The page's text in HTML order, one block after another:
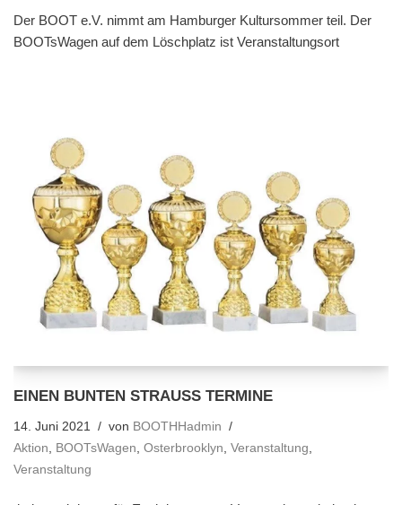
Der BOOT e.V. nimmt am Hamburger Kultursommer teil. Der
BOOTsWagen auf dem Löschplatz ist Veranstaltungsort
EINEN BUNTEN STRAUSS TERMINE
14. Juni 2021 von BOOTHHadmin
Aktion
BOOTsWagen Osterbrooklyn Veranstaltung
Veranstaltung